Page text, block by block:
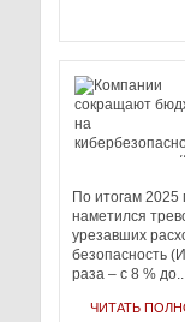
По итогам 2025
наметился
урезавших
безопасность
раза – с 8 %
ЧИТАТЬ